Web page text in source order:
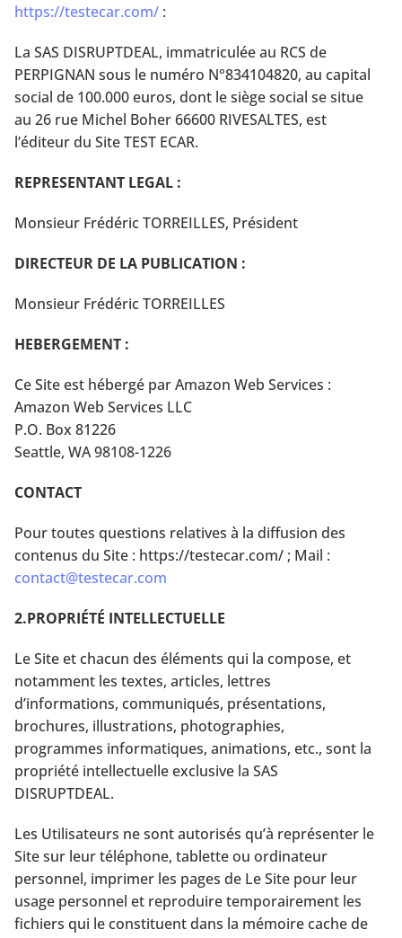
https://testecar.com/ :
La SAS DISRUPTDEAL, immatriculée au RCS de
PERPIGNAN sous le numéro N°834104820, au capital
social de 100.000 euros, dont le siège social se situe
au 26 rue Michel Boher66600 RIVESALTES, est
l’éditeur du Site TEST ECAR.
REPRESENTANT LEGAL :
Monsieur Frédéric TORREILLES, Président
DIRECTEUR DE LA PUBLICATION :
Monsieur Frédéric TORREILLES
HEBERGEMENT :
Ce Site est hébergé par Amazon Web Services :
Amazon Web Services LLC
P.O. Box 81226
Seattle, WA 98108-1226
CONTACT
Pour toutes questions relatives à la diffusion des
contenus du Site : https://testecar.com/ ; Mail :
contact@testecar.com
2.PROPRIÉTÉ INTELLECTUELLE
Le Site et chacun des éléments qui la compose, et
notamment les textes, articles, lettres
d’informations, communiqués, présentations,
brochures, illustrations, photographies,
programmes informatiques, animations, etc., sont la
propriété intellectuelle exclusive la SAS
DISRUPTDEAL.
Les Utilisateurs ne sont autorisés qu’à représenter le
Site sur leur téléphone, tablette ou ordinateur
personnel, imprimer les pages de Le Site pour leur
usage personnel et reproduire temporairement les
fichiers qui le constituent dans la mémoire cache de